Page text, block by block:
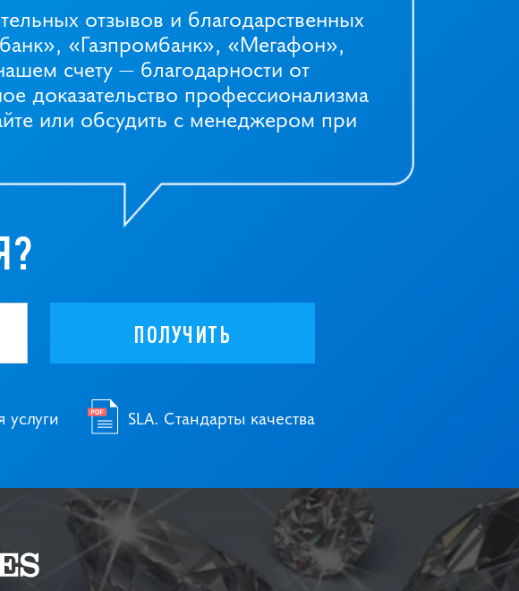
отзывов и благодарственных
«Газпромбанк», «Мегафон»,
счету — благодарности от
доказательство профессионализма
или обсудить с менеджером при
ПОЛУЧИТЬ
услуги SLA. Стандарты качества